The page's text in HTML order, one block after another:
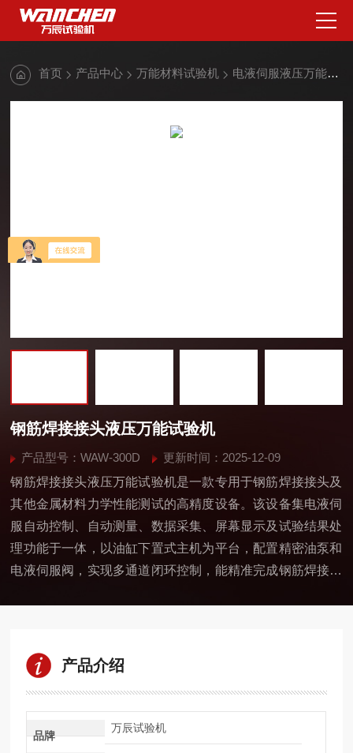
首页 产品中心 万能材料试验机 电液伺服液压万能试验机
钢筋焊接接头液压万能试验机
产品型号：WAW-300D
更新时间：2025-12-09
钢筋焊接接头液压万能试验机是一款专用于钢筋焊接接头及
其他金属材料力学性能测试的高精度设备。该设备集电液伺
服自动控制、自动测量、数据采集、屏幕显示及试验结果处
理功能于一体，以油缸下置式主机为平台，配置精密油泵和
电液伺服阀，实现多通道闭环控制，能精准完成钢筋焊接接
产品介绍
品牌
万辰试验机